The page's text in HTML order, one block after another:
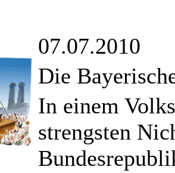
07.07.2010
Die
In einem
strengsten